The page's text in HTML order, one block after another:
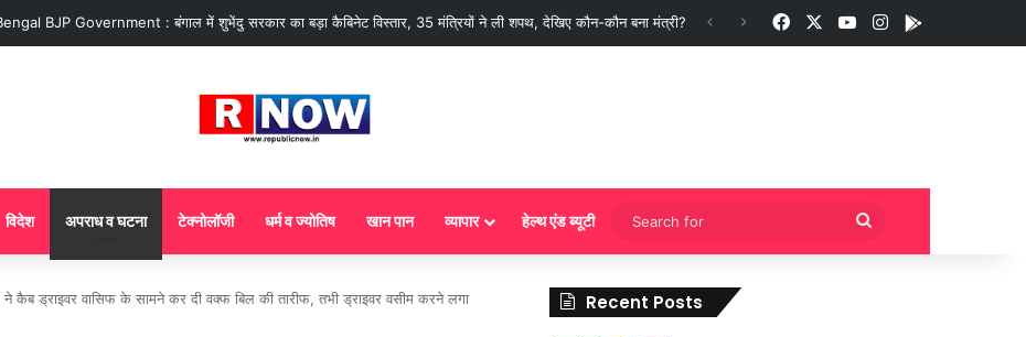
Rules : आज से गैस सिलेंडर के 5 नए नियम लागू! जानें किसका कटेगा कनेक्शन, कितने दिन बाद होगी बुकिंग? FacebookYouTubeInstagram
विदेश अपराध व घटना टेक्नोलॉजी धर्म व ज्योतिष खान पान व्यापार हेल्थ एंड ब्यूटी
Search
for
कैब ड्राइवर वासिफ के सामने कर दी वक्फ बिल की तारीफ, तभी ड्राइवर वसीम करने लगा
Recent Posts